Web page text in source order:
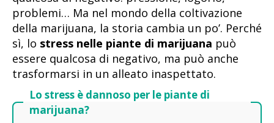
problemi… Ma nel mondo della coltivazione
della marijuana, la storia cambia un po’. Perché
sì, lo stress nelle piante di marijuana può
essere qualcosa di negativo, ma può anche
trasformarsi in un alleato inaspettato.
Lo stress è dannoso per le piante di
marijuana?